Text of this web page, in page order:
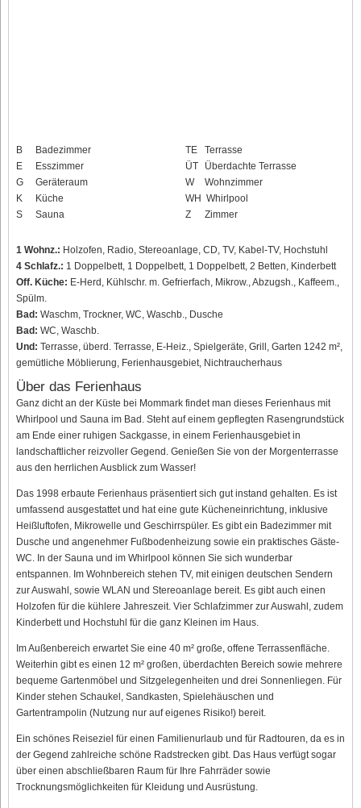
B
Badezimmer
E
Esszimmer
G
Geräteraum
K
Küche
S
Sauna
TE
Terrasse
ÜT
Überdachte Terrasse
W
Wohnzimmer
WH Whirlpool
Z
Zimmer
1 Wohnz.: Holzofen, Radio, Stereoanlage, CD, TV, Kabel-TV, Hochstuhl
4 Schlafz.: 1 Doppelbett, 1 Doppelbett, 1 Doppelbett, 2 Betten, Kinderbett
Off. Küche: E-Herd, Kühlschr. m. Gefrierfach, Mikrow., Abzugsh., Kaffeem.,
Spülm.
Bad: Waschm, Trockner, WC, Waschb., Dusche
Bad: WC, Waschb.
Und: Terrasse, überd. Terrasse, E-Heiz., Spielgeräte, Grill, Garten 1242 m²,
gemütliche Möblierung, Ferienhausgebiet, Nichtraucherhaus
Über das Ferienhaus
Ganz dicht an der Küste bei Mommark findet man dieses Ferienhaus mit
Whirlpool und Sauna im Bad. Steht auf einem gepflegten Rasengrundstück
am Ende einer ruhigen Sackgasse, in einem Ferienhausgebiet in
landschaftlicher reizvoller Gegend. Genießen Sie von der Morgenterrasse
aus den herrlichen Ausblick zum Wasser!
Das 1998 erbaute Ferienhaus präsentiert sich gut instand gehalten. Es ist
umfassend ausgestattet und hat eine gute Kücheneinrichtung, inklusive
Heißluftofen, Mikrowelle und Geschirrspüler. Es gibt ein Badezimmer mit
Dusche und angenehmer Fußbodenheizung sowie ein praktisches Gäste-
WC. In der Sauna und im Whirlpool können Sie sich wunderbar
entspannen. Im Wohnbereich stehen TV, mit einigen deutschen Sendern
zur Auswahl, sowie WLAN und Stereoanlage bereit. Es gibt auch einen
Holzofen für die kühlere Jahreszeit. Vier Schlafzimmer zur Auswahl, zudem
Kinderbett und Hochstuhl für die ganz Kleinen im Haus.
Im Außenbereich erwartet Sie eine 40 m² große, offene Terrassenfläche.
Weiterhin gibt es einen 12 m² großen, überdachten Bereich sowie mehrere
bequeme Gartenmöbel und Sitzgelegenheiten und drei Sonnenliegen. Für
Kinder stehen Schaukel, Sandkasten, Spielehäuschen und
Gartentrampolin (Nutzung nur auf eigenes Risiko!) bereit.
Ein schönes Reiseziel für einen Familienurlaub und für Radtouren, da es in
der Gegend zahlreiche schöne Radstrecken gibt. Das Haus verfügt sogar
über einen abschließbaren Raum für Ihre Fahrräder sowie
Trocknungsmöglichkeiten für Kleidung und Ausrüstung.